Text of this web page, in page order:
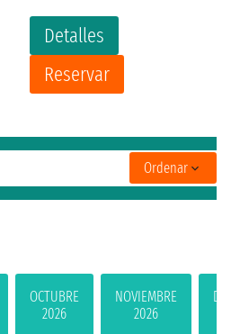
OCTUBRE
2026
NOVIEMBRE
2026
Detalles
Reservar
Ordenar